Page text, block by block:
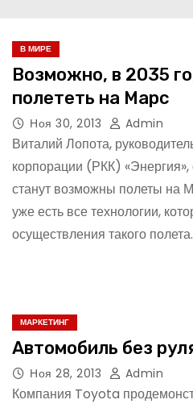
В МИРЕ
Возможно, в 2035
полететь на Марс
Ноя 30, 2013 Admin
Виталий Лопота,
корпорации (РКК) «Энергия»,
станут возможны полеты на
уже есть все технологии,
осуществления такого
МАРКЕТИНГ
Автомобиль без
Ноя 28, 2013 Admin
Компания Toyota